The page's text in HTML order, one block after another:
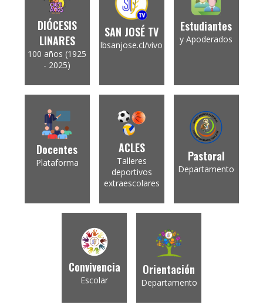
DIÓCESIS
LINARES
100 años (1925
- 2025)
SAN JOSÉ TV
lbsanjose.cl/vivo
Estudiantes
y Apoderados
Docentes
Plataforma
ACLES
Talleres
deportivos
extraescolares
Pastoral
Departamento
Convivencia
Escolar
Orientación
Departamento